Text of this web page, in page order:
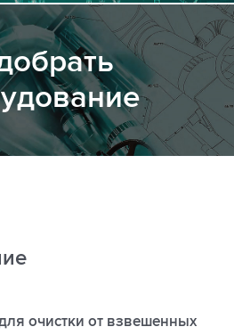
очистки от взвешенных